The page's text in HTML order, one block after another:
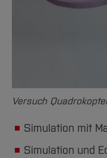
Versuch
Simulation mit
Simulation und